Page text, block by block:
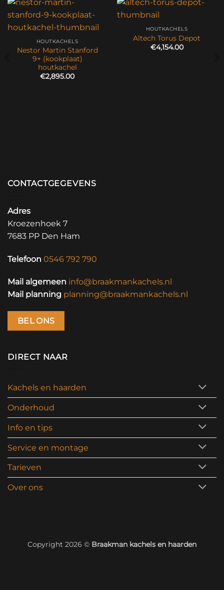
HOUTKACHELS
Nestor Martin Stanford
9+ (kookplaat)
houtkachel
€2,895.00
HOUTKACHELS
Altech Torus Depot
€4,154.00
CONTACTGEGEVENS
Adres
Kroezenhoek 7
7683 PP Den Ham
Telefoon 0546 792 790
Mail algemeen info@braakmankachels.nl
Mail planning planning@braakmankachels.nl
BEL ONS
DIRECT NAAR
Kachels en haarden
Onderhoud
Info en tips
Service en montage
Tarieven
Over ons
Copyright 2026 © Braakman kachels en haarden